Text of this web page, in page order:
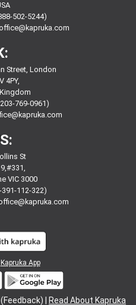
502-5244)
Street, London
4PY,
769-0961)
St
VIC 3000
112-322)
Kapruka App
| Read About Kapruka